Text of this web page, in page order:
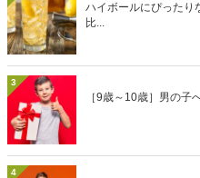
ハイボールにぴったり
比...
3
［9歳～10歳］男の子
4